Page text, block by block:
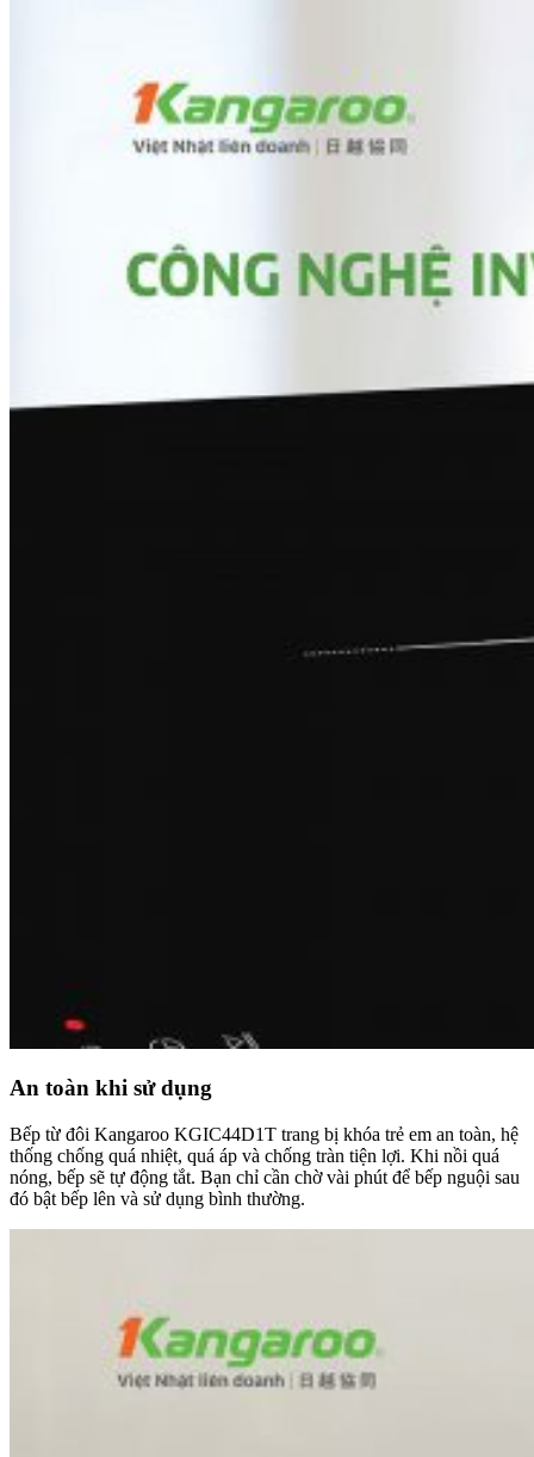
An toàn khi sử dụng
Bếp từ đôi Kangaroo KGIC44D1T trang bị khóa trẻ em an toàn, hệ
thống chống quá nhiệt, quá áp và chống tràn tiện lợi. Khi nồi quá
nóng, bếp sẽ tự động tắt. Bạn chỉ cần chờ vài phút để bếp nguội sau
đó bật bếp lên và sử dụng bình thường.